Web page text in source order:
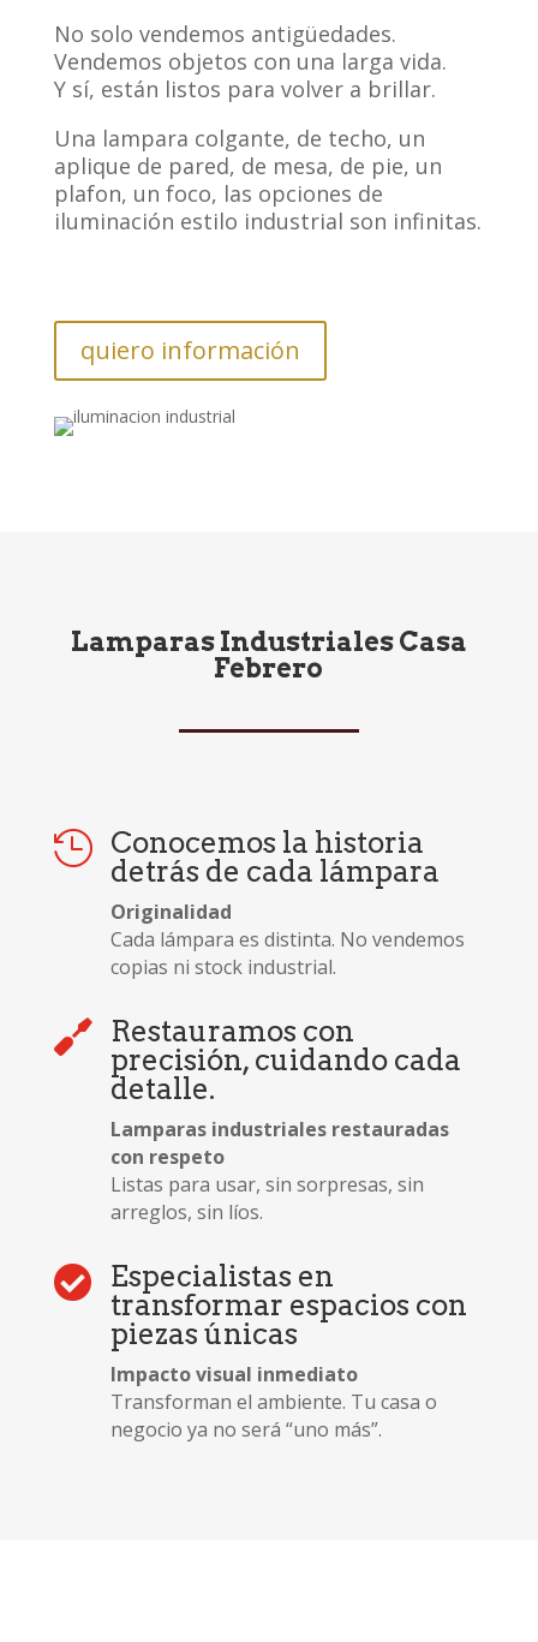
No solo vendemos antigüedades.
Vendemos objetos con una larga vida.
Y sí, están listos para volver a brillar.
Una lampara colgante, de techo, un
aplique de pared, de mesa, de pie, un
plafon, un foco, las opciones de
iluminación estilo industrial son infinitas.
quiero información
Lamparas Industriales Casa
Febrero
 Conocemos la historia
detrás de cada lámpara
Originalidad
Cada lámpara es distinta. No vendemos
copias ni stock industrial.
 Restauramos con
precisión, cuidando cada
detalle.
Lamparas industriales restauradas
con respeto
Listas para usar, sin sorpresas, sin
arreglos, sin líos.
 Especialistas en
transformar espacios con
piezas únicas
Impacto visual inmediato
Transforman el ambiente. Tu casa o
negocio ya no será “uno más”.